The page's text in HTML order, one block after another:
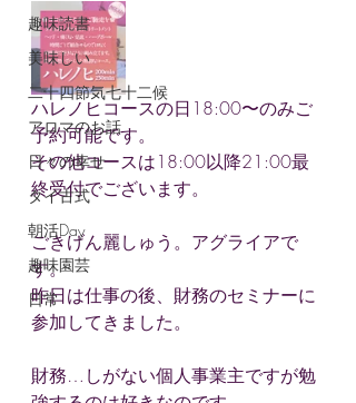
趣味読書
美味しい
二十四節気七十二候
アロマのお話
日々の幸せ
タイ古式
朝活Day
趣味園芸
日常
ハレノヒコースの日18:00〜のみご
予約可能です。
その他コースは18:00以降21:00最
終受付でございます。
ごきげん麗しゅう。アグライアで
す。
昨日は仕事の後、財務のセミナーに
参加してきました。
財務…しがない個人事業主ですが勉